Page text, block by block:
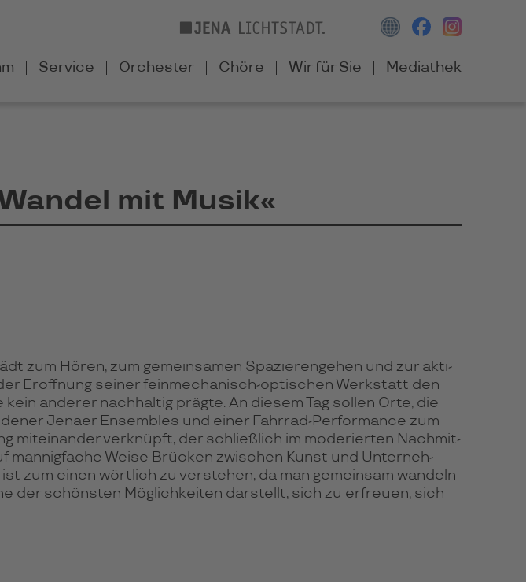
Service Orchester Chöre Wir für Sie Mediathek
mit Musik«
zum Hören, zum gemein­sa­men Spa­zie­ren­ge­hen und zur akti­
Eröff­nung seiner fein­me­cha­nisch-opti­schen Werk­statt den
ande­rer nach­hal­tig prägte. An diesem Tag sol­len Orte, die
Jenaer Ensem­bles und einer Fahr­rad-Per­for­mance zum
mit­ein­ander ver­knüpft, der schließ­lich im mode­rier­ten Nach­mit­
mannig­fache Weise Brücken zwi­schen Kunst und Unter­neh­
zum einen wört­lich zu ver­ste­hen, da man gemein­sam wan­deln
der schönsten Mög­lich­kei­ten dar­stellt, sich zu erfreuen, sich